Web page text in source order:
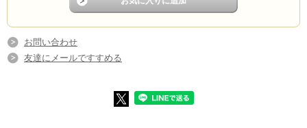
お問い合わせ
友達にメールですすめる